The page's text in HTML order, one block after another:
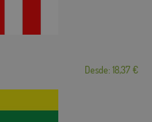
Desde: 18,37 €